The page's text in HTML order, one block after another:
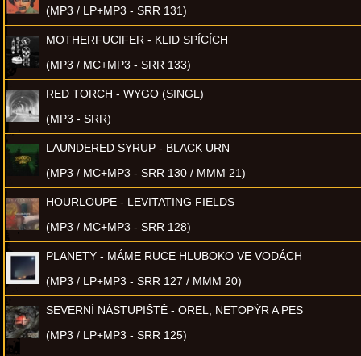
(MP3 / LP+MP3 - SRR 131)
MOTHERFUCIFER - KLID SPÍCÍCH
(MP3 / MC+MP3 - SRR 133)
RED TORCH - WYGO (SINGL)
(MP3 - SRR)
LAUNDERED SYRUP - BLACK URN
(MP3 / MC+MP3 - SRR 130 / MMM 21)
HOURLOUPE - LEVITATING FIELDS
(MP3 / MC+MP3 - SRR 128)
PLANETY - MÁME RUCE HLUBOKO VE VODÁCH
(MP3 / LP+MP3 - SRR 127 / MMM 20)
SEVERNÍ NÁSTUPIŠTĚ - OREL, NETOPÝR A PES
(MP3 / LP+MP3 - SRR 125)